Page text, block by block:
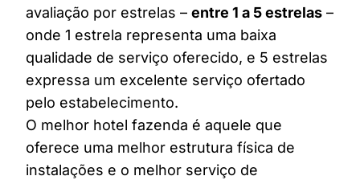
avaliação por estrelas – entre 1 a 5 estrelas –
onde 1 estrela representa uma baixa
qualidade de serviço oferecido, e 5 estrelas
expressa um excelente serviço ofertado
pelo estabelecimento.
O melhor hotel fazenda é aquele que
oferece uma melhor estrutura física de
instalações e o melhor serviço de